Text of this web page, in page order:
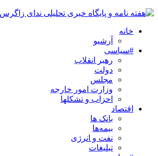
خانه
آرشیو
#سیاسی
رهبر انقلاب
دولت
مجلس
وزارت امور خارجه
احزاب و تشکلها
اقتصاد
بانک ها
بیمه‌ها
نفت و انرژی
تبلیغات